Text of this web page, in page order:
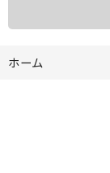
ホーム